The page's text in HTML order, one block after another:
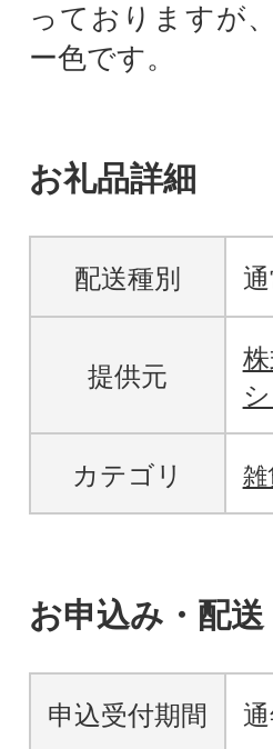
っておりますが
ー色です。
お礼品詳細
配送種別
提供元
カテゴリ 雑
お申込み・配
申込受付期間